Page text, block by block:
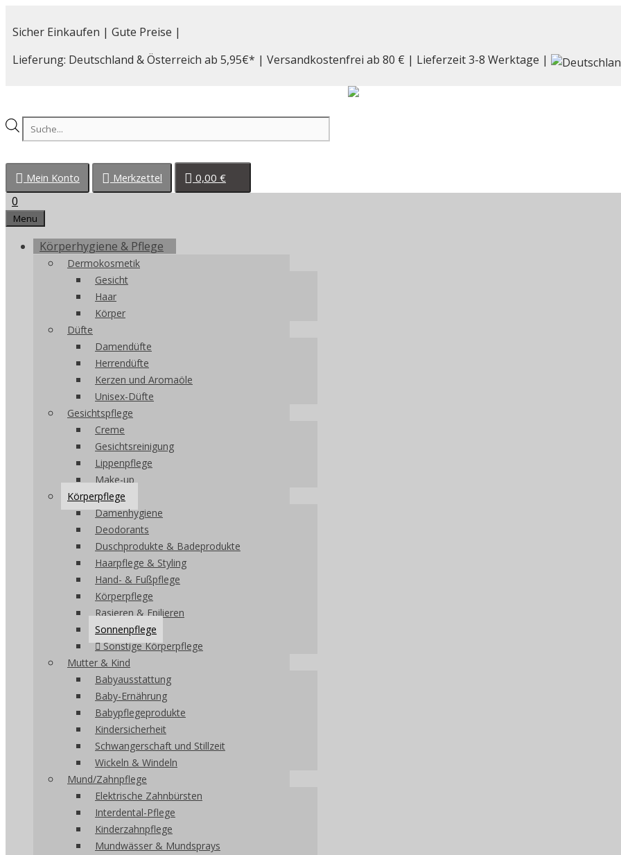
Inhalt
Sicher Einkaufen | Gute Preise |
Lieferung: Deutschland & Österreich ab 5,95€* | Versandkostenfrei ab 80 € | Lieferzeit 3-8 Werktage |
Products
search
Mein Konto Merkzettel 0,00 €
0
Menu
Körperhygiene & Pflege
Dermokosmetik
Gesicht
Haar
Körper
Düfte
Damendüfte
Herrendüfte
Kerzen und Aromaöle
Unisex-Düfte
Gesichtspflege
Creme
Gesichtsreinigung
Lippenpflege
Make-up
Körperpflege
Damenhygiene
Deodorants
Duschprodukte & Badeprodukte
Haarpflege & Styling
Hand- & Fußpflege
Körperpflege
Rasieren & Epilieren
Sonnenpflege
Sonstige Körperpflege
Mutter & Kind
Babyausstattung
Baby-Ernährung
Babypflegeprodukte
Kindersicherheit
Schwangerschaft und Stillzeit
Wickeln & Windeln
Mund/Zahnpflege
Elektrische Zahnbürsten
Interdental-Pflege
Kinderzahnpflege
Mundwässer & Mundsprays